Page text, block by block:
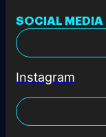
SOCIAL MEDIA
Instagram